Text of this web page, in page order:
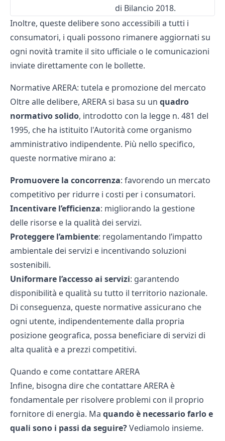
di Bilancio 2018.
Inoltre, queste delibere sono accessibili a tutti i
consumatori, i quali possono rimanere aggiornati su
ogni novità tramite il sito ufficiale o le comunicazioni
inviate direttamente con le bollette.
Normative ARERA: tutela e promozione del mercato
Oltre alle delibere, ARERA si basa su un quadro
normativo solido, introdotto con la legge n. 481 del
1995, che ha istituito l'Autorità come organismo
amministrativo indipendente. Più nello specifico,
queste normative mirano a:
Promuovere la concorrenza: favorendo un mercato
competitivo per ridurre i costi per i consumatori.
Incentivare l’efficienza: migliorando la gestione
delle risorse e la qualità dei servizi.
Proteggere l’ambiente: regolamentando l’impatto
ambientale dei servizi e incentivando soluzioni
sostenibili.
Uniformare l’accesso ai servizi: garantendo
disponibilità e qualità su tutto il territorio nazionale.
Di conseguenza, queste normative assicurano che
ogni utente, indipendentemente dalla propria
posizione geografica, possa beneficiare di servizi di
alta qualità e a prezzi competitivi.
Quando e come contattare ARERA
Infine, bisogna dire che contattare ARERA è
fondamentale per risolvere problemi con il proprio
fornitore di energia. Ma quando è necessario farlo e
quali sono i passi da seguire?Vediamolo insieme.